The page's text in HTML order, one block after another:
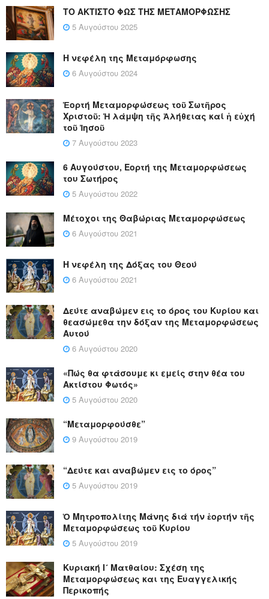
ΤΟ ΑΚΤΙΣΤΟ ΦΩΣ ΤΗΣ ΜΕΤΑΜΟΡΦΩΣΗΣ
5 Αυγούστου 2025
Η νεφέλη της Μεταμόρφωσης
6 Αυγούστου 2024
Ἑορτή Μεταμορφώσεως τοῦ Σωτῆρος
Χριστοῦ: Ἡ λάμψη τῆς Ἀλήθειας καί ἡ εὐχή
τοῦ Ἰησοῦ
7 Αυγούστου 2023
6 Αυγούστου, Εορτή της Μεταμορφώσεως
του Σωτήρος
5 Αυγούστου 2022
Μέτοχοι της Θαβώριας Μεταμορφώσεως
6 Αυγούστου 2021
Η νεφέλη της Δόξας του Θεού
6 Αυγούστου 2021
Δεύτε αναβώμεν εις το όρος του Κυρίου και
θεασώμεθα την δόξαν της Μεταμορφώσεως
Αυτού
6 Αυγούστου 2020
«Πώς θα φτάσουμε κι εμείς στην θέα του
Ακτίστου Φωτός»
5 Αυγούστου 2020
“Μεταμορφούσθε”
9 Αυγούστου 2019
“Δεύτε και αναβώμεν εις το όρος”
5 Αυγούστου 2019
Ὁ Μητροπολίτης Μάνης διά τήν ἑορτήν τῆς
Μεταμορφώσεως τοῦ Κυρίου
5 Αυγούστου 2019
Κυριακή Ι´ Ματθαίου: Σχέση της
Μεταμορφώσεως και της Ευαγγελικής
Περικοπής